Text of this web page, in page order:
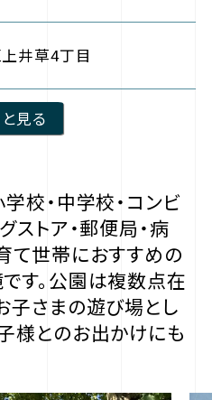
井草4丁目
見る
校・中学校・コンビ
ストア・郵便局・病
て世帯におすすめの
す。公園は複数点在
子さまの遊び場とし
様とのお出かけにも